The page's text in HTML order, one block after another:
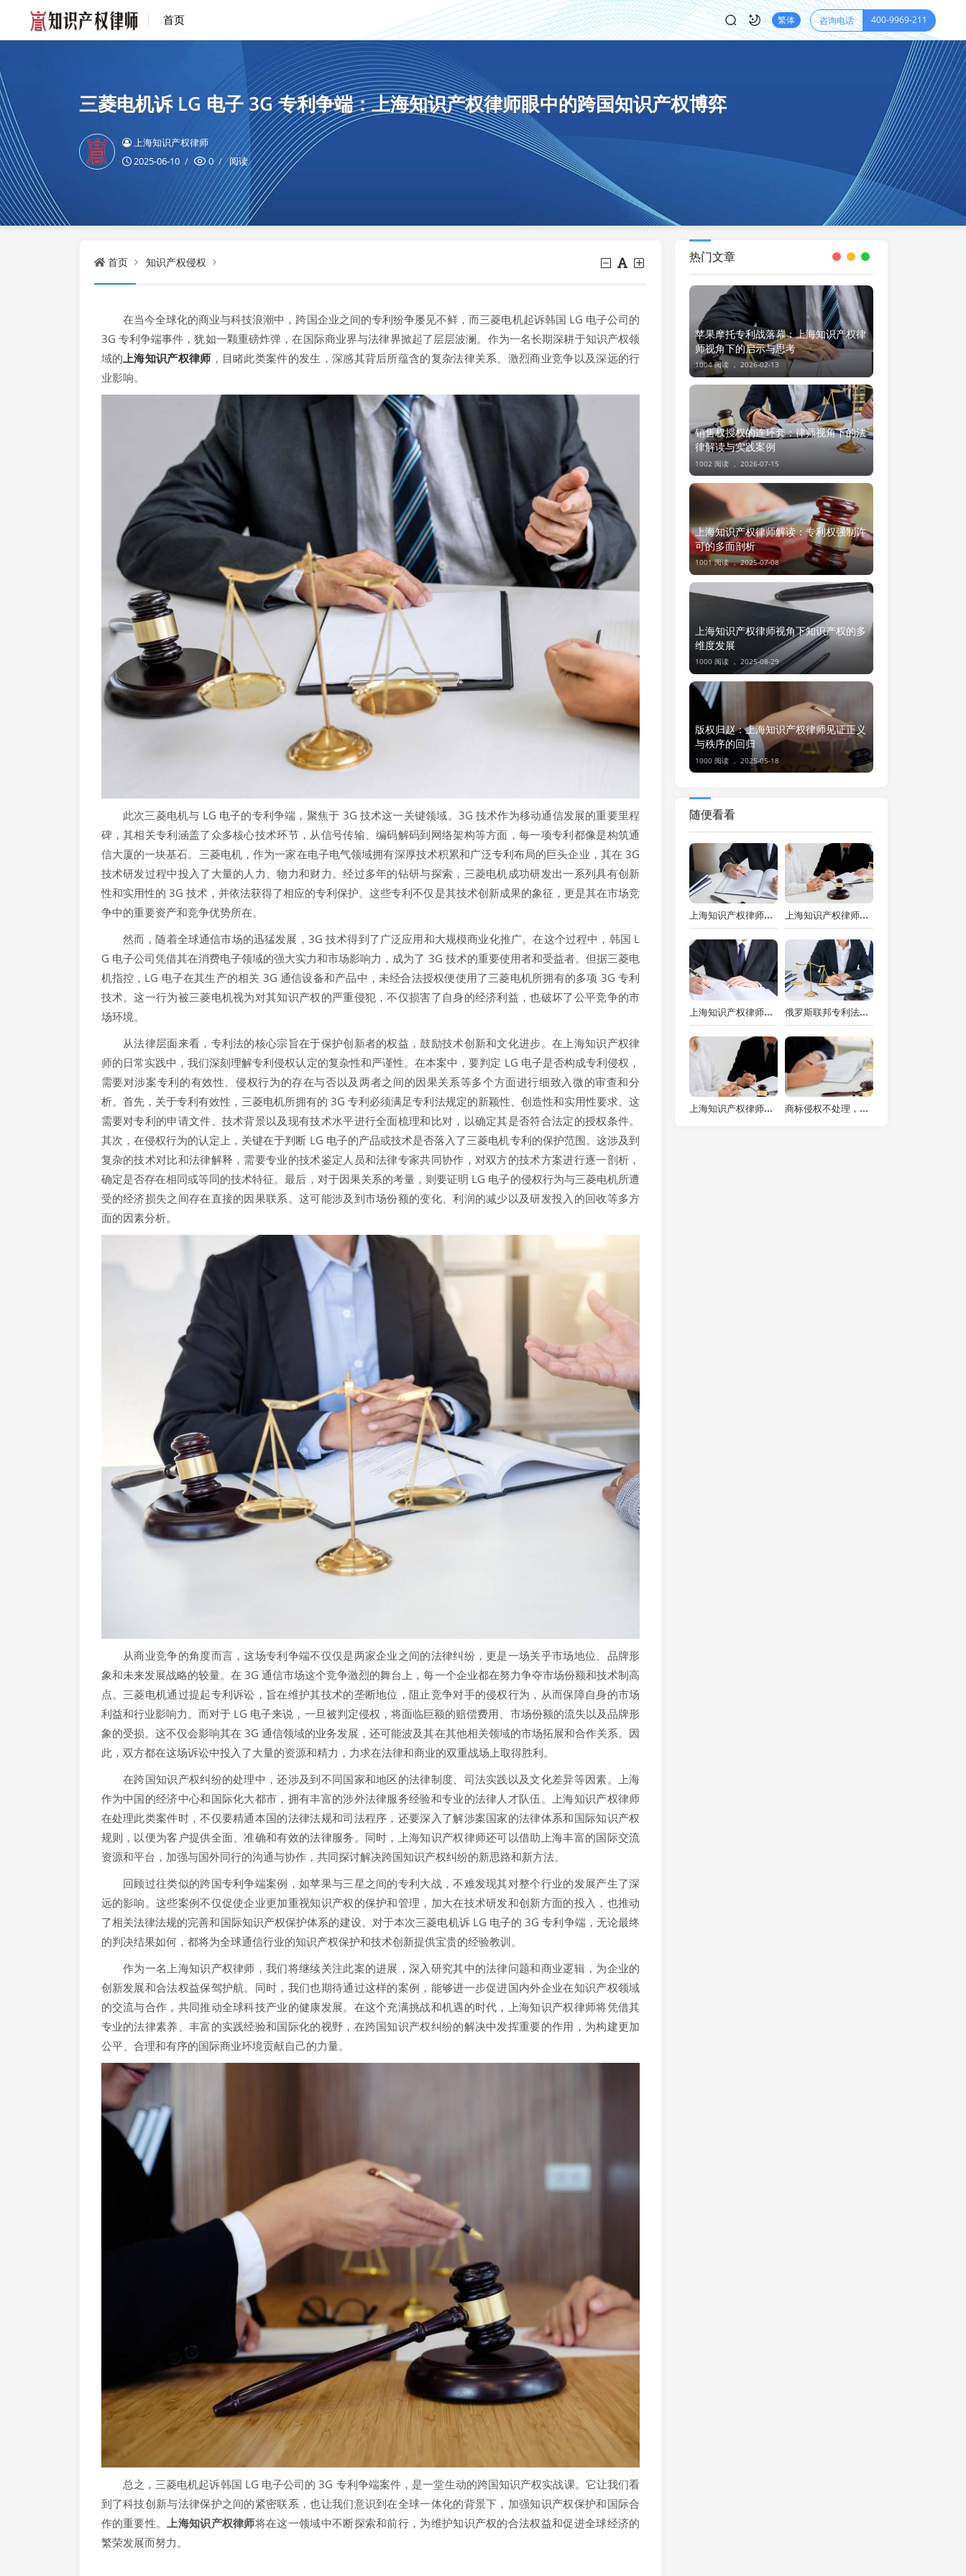
首页 繁体 咨询电话 400-9969-211
三菱电机诉 LG 电子 3G 专利争端：上海知识产权律师眼中的跨国知识产权博弈
上海知识产权律师
2025-06-10
0 阅读
首页 知识产权侵权
在当今全球化的商业与科技浪潮中，跨国企业之间的专利纷争屡见不鲜，而三菱电机起诉韩国 LG 电子公司的
3G 专利争端事件，犹如一颗重磅炸弹，在国际商业界与法律界掀起了层层波澜。作为一名长期深耕于知识产权领
域的上海知识产权律师 ，目睹此类案件的发生，深感其背后所蕴含的复杂法律关系、激烈商业竞争以及深远的行
业影响。
此次三菱电机与 LG 电子的专利争端，聚焦于 3G 技术这一关键领域。3G 技术作为移动通信发展的重要里程
碑，其相关专利涵盖了众多核心技术环节，从信号传输、编码解码到网络架构等方面，每一项专利都像是构筑通
信大厦的一块基石。三菱电机，作为一家在电子电气领域拥有深厚技术积累和广泛专利布局的巨头企业，其在 3G
技术研发过程中投入了大量的人力、物力和财力。经过多年的钻研与探索，三菱电机成功研发出一系列具有创新
性和实用性的 3G 技术，并依法获得了相应的专利保护。这些专利不仅是其技术创新成果的象征，更是其在市场竞
争中的重要资产和竞争优势所在。
然而，随着全球通信市场的迅猛发展，3G 技术得到了广泛应用和大规模商业化推广。在这个过程中，韩国 L
G 电子公司凭借其在消费电子领域的强大实力和市场影响力，成为了 3G 技术的重要使用者和受益者。但据三菱电
机指控，LG 电子在其生产的相关 3G 通信设备和产品中，未经合法授权便使用了三菱电机所拥有的多项 3G 专利
技术。这一行为被三菱电机视为对其知识产权的严重侵犯，不仅损害了自身的经济利益，也破坏了公平竞争的市
场环境。
从法律层面来看，专利法的核心宗旨在于保护创新者的权益，鼓励技术创新和文化进步。在上海知识产权律
师的日常实践中，我们深刻理解专利侵权认定的复杂性和严谨性。在本案中，要判定 LG 电子是否构成专利侵权，
需要对涉案专利的有效性、侵权行为的存在与否以及两者之间的因果关系等多个方面进行细致入微的审查和分
析。首先，关于专利有效性，三菱电机所拥有的 3G 专利必须满足专利法规定的新颖性、创造性和实用性要求。这
需要对专利的申请文件、技术背景以及现有技术水平进行全面梳理和比对，以确定其是否符合法定的授权条件。
其次，在侵权行为的认定上，关键在于判断 LG 电子的产品或技术是否落入了三菱电机专利的保护范围。这涉及到
复杂的技术对比和法律解释，需要专业的技术鉴定人员和法律专家共同协作，对双方的技术方案进行逐一剖析，
确定是否存在相同或等同的技术特征。最后，对于因果关系的考量，则要证明 LG 电子的侵权行为与三菱电机所遭
受的经济损失之间存在直接的因果联系。这可能涉及到市场份额的变化、利润的减少以及研发投入的回收等多方
面的因素分析。
从商业竞争的角度而言，这场专利争端不仅仅是两家企业之间的法律纠纷，更是一场关乎市场地位、品牌形
象和未来发展战略的较量。在 3G 通信市场这个竞争激烈的舞台上，每一个企业都在努力争夺市场份额和技术制高
点。三菱电机通过提起专利诉讼，旨在维护其技术的垄断地位，阻止竞争对手的侵权行为，从而保障自身的市场
利益和行业影响力。而对于 LG 电子来说，一旦被判定侵权，将面临巨额的赔偿费用、市场份额的流失以及品牌形
象的受损。这不仅会影响其在 3G 通信领域的业务发展，还可能波及其在其他相关领域的市场拓展和合作关系。因
此，双方都在这场诉讼中投入了大量的资源和精力，力求在法律和商业的双重战场上取得胜利。
在跨国知识产权纠纷的处理中，还涉及到不同国家和地区的法律制度、司法实践以及文化差异等因素。上海
作为中国的经济中心和国际化大都市，拥有丰富的涉外法律服务经验和专业的法律人才队伍。上海知识产权律师
在处理此类案件时，不仅要精通本国的法律法规和司法程序，还要深入了解涉案国家的法律体系和国际知识产权
规则，以便为客户提供全面、准确和有效的法律服务。同时，上海知识产权律师还可以借助上海丰富的国际交流
资源和平台，加强与国外同行的沟通与协作，共同探讨解决跨国知识产权纠纷的新思路和新方法。
回顾过往类似的跨国专利争端案例，如苹果与三星之间的专利大战，不难发现其对整个行业的发展产生了深
远的影响。这些案例不仅促使企业更加重视知识产权的保护和管理，加大在技术研发和创新方面的投入，也推动
了相关法律法规的完善和国际知识产权保护体系的建设。对于本次三菱电机诉 LG 电子的 3G 专利争端，无论最终
的判决结果如何，都将为全球通信行业的知识产权保护和技术创新提供宝贵的经验教训。
作为一名上海知识产权律师，我们将继续关注此案的进展，深入研究其中的法律问题和商业逻辑，为企业的
创新发展和合法权益保驾护航。同时，我们也期待通过这样的案例，能够进一步促进国内外企业在知识产权领域
的交流与合作，共同推动全球科技产业的健康发展。在这个充满挑战和机遇的时代，上海知识产权律师将凭借其
专业的法律素养、丰富的实践经验和国际化的视野，在跨国知识产权纠纷的解决中发挥重要的作用，为构建更加
公平、合理和有序的国际商业环境贡献自己的力量。
总之，三菱电机起诉韩国 LG 电子公司的 3G 专利争端案件，是一堂生动的跨国知识产权实战课。它让我们看
到了科技创新与法律保护之间的紧密联系，也让我们意识到在全球一体化的背景下，加强知识产权保护和国际合
作的重要性。
上海知识产权律师将在这一领域中不断探索和前行，为维护知识产权的合法权益和促进全球经济的
繁荣发展而努力。
热门文章
苹果摩托专利战落幕：上海知识产权律
师视角下的启示与思考
1004 阅读 ， 2026-02-13
销售权授权的连环套：律师视角下的法
律解读与实践案例
1002 阅读 ， 2026-07-15
上海知识产权律师解读：专利权强制许
可的多面剖析
1001 阅读 ， 2025-07-08
上海知识产权律师视角下知识产权的多
维度发展
1000 阅读 ， 2025-08-29
版权归赵：上海知识产权律师见证正义
与秩序的回归
1000 阅读 ， 2025-05-18
随便看看
上海知识产权律师揭秘：深圳海关重拳出击，侵权案件频发背后的深思 上海知识产权律师视角下知识产权纠纷案的多元处理之道
上海知识产权律师揭秘：侵权诉讼时效那些事儿 俄罗斯联邦专利法下的创新保护与上海知识产权律师的机遇与挑战
上海知识产权律师揭秘：破解侵权罪罪名之谜，守护你的创新成果！ 商标侵权不处理，后果严重且深远——上海知识产权律师视角下的警示